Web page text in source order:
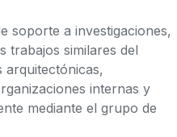
soporte a investigaciones,
trabajos similares del
arquitectónicas,
internas y
mediante el grupo de